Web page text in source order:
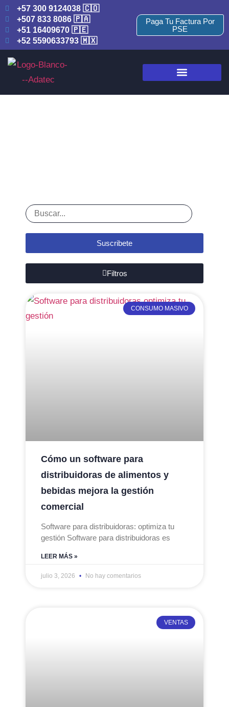
+57 300 9124038 🇨🇴
+507 833 8086 🇵🇦
+51 16409670 🇵🇪
+52 5590633793 🇲🇽
Paga Tu Factura Por
PSE
Suscribete
Filtros
CONSUMO MASIVO
Cómo un software para
distribuidoras de alimentos y
bebidas mejora la gestión
comercial
Software para distribuidoras: optimiza tu
gestión Software para distribuidoras es
LEER MÁS »
julio 3, 2026 No hay comentarios
VENTAS